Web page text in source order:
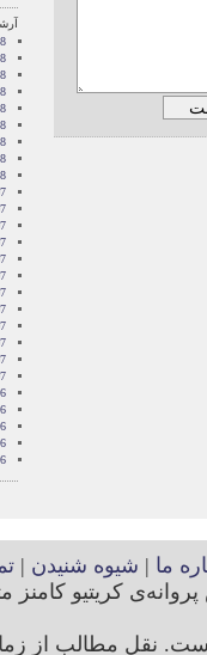
ما | شیوه شنیدن |
کریتیو کامنز
نقل مطالب از